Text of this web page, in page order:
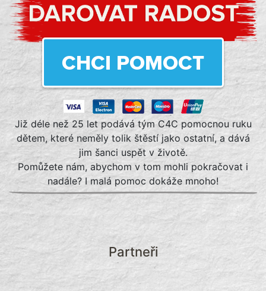
CHCI POMOCT
Již déle než 25 let podává tým C4C pomocnou ruku
dětem, které neměly tolik štěstí jako ostatní, a dává
jim šanci uspět v životě.
Pomůžete nám, abychom v tom mohli pokračovat i
nadále? I malá pomoc dokáže mnoho!
Partneři